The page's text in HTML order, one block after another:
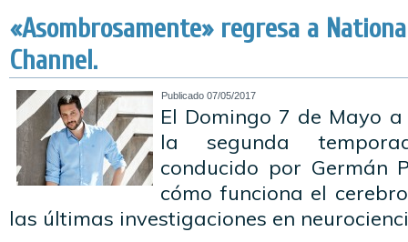
«Asombrosamente» regresa a
Channel.
Publicado 07/05/2017
El Domingo 7 de Mayo
la segunda
conducido por Germán
cómo funciona el
las últimas investigaciones en